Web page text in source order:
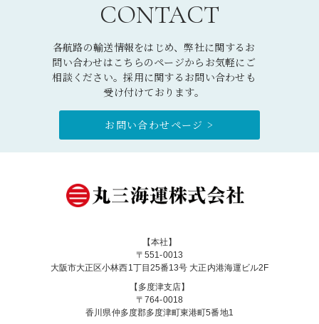
CONTACT
各航路の輸送情報をはじめ、弊社に関するお
問い合わせはこちらのページからお気軽にご
相談ください。採用に関するお問い合わせも
受け付けております。
お問い合わせページ >
【本社】
〒551-0013
大阪市大正区小林西1丁目25番13号 大正内港海運ビル2F
【多度津支店】
〒764-0018
香川県仲多度郡多度津町東港町5番地1